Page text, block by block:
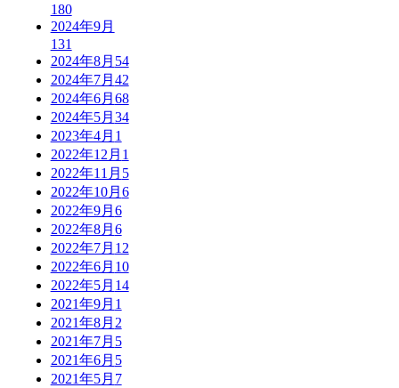
180
2024年9月
131
2024年8月 54
2024年7月 42
2024年6月 68
2024年5月 34
2023年4月 1
2022年12月 1
2022年11月 5
2022年10月 6
2022年9月 6
2022年8月 6
2022年7月 12
2022年6月 10
2022年5月 14
2021年9月 1
2021年8月 2
2021年7月 5
2021年6月 5
2021年5月 7